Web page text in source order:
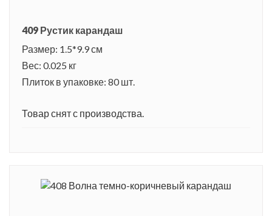
409 Рустик карандаш
Размер: 1.5*9.9 см
Вес: 0.025 кг
Плиток в упаковке: 80 шт.
Товар снят с производства.